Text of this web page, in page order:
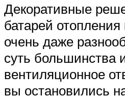
Декоративные
батарей
очень даже
суть большинства
вентиляционное
вы остановились